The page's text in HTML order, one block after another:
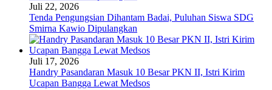
Juli 22, 2026
Tenda Pengungsian Dihantam Badai, Puluhan Siswa SDG
Smirna Kawio Dipulangkan
Juli 17, 2026
Handry Pasandaran Masuk 10 Besar PKN II, Istri Kirim
Ucapan Bangga Lewat Medsos